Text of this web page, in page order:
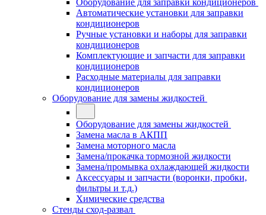
Оборудование для заправки кондиционеров
Автоматические установки для заправки
кондиционеров
Ручные установки и наборы для заправки
кондиционеров
Комплектующие и запчасти для заправки
кондиционеров
Расходные материалы для заправки
кондиционеров
Оборудование для замены жидкостей
Оборудование для замены жидкостей
Замена масла в АКПП
Замена моторного масла
Замена/прокачка тормозной жидкости
Замена/промывка охлаждающей жидкости
Аксессуары и запчасти (воронки, пробки,
фильтры и т.д.)
Химические средства
Стенды сход-развал